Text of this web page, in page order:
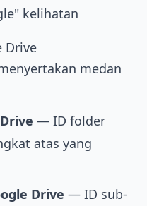
kelihatan
Drive
medan
— ID folder
atas yang
Drive — ID sub-